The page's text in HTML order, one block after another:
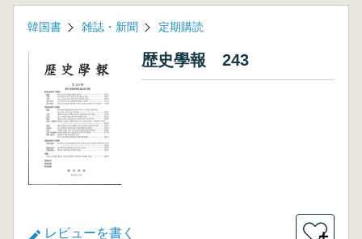
韓国書 雑誌・新聞 定期購読
歴史學報 243
レビューを書く